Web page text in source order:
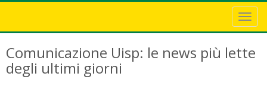
Comunicazione Uisp: le news più lette
degli ultimi giorni